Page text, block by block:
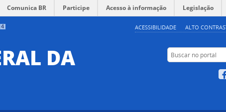
4 ACESSIBILIDADE ALTO
Comunica BR Participe Acesso à informação Legislação
DA Buscar no portal